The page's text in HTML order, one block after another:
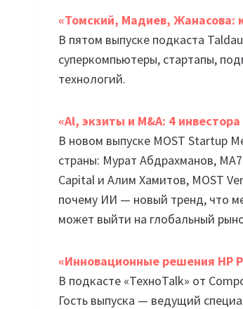
«Томский, Мадиев, Жанасова:
В пятом выпуске подкаста
суперкомпьютеры, стартапы,
технологий.
«Al, экзиты и М&А: 4
В новом выпуске MOST Startup
страны: Мурат Абдрахманов,
Capital и Алим Хамитов, MOST
почему ИИ — новый тренд, что
может выйти на глобальный
«Инновационные решения НР
В подкасте «ТехноTalk» от
Гость выпуска — ведущий